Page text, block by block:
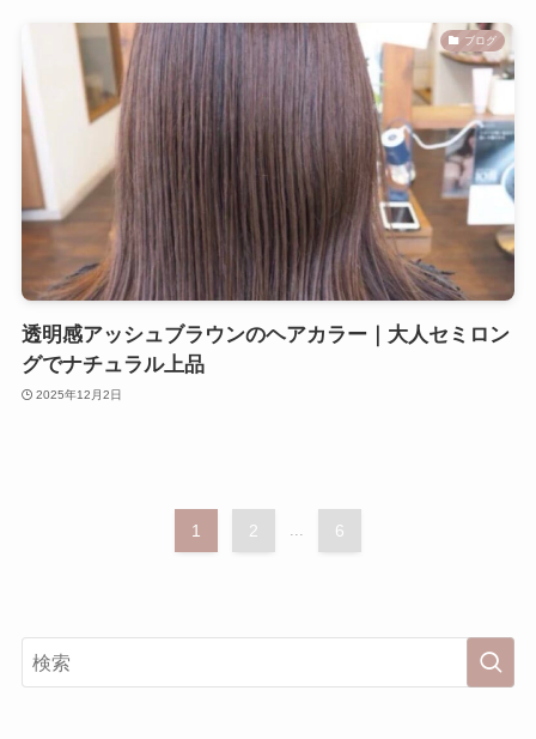
ブログ
透明感アッシュブラウンのヘアカラー｜大人セミロン
グでナチュラル上品
2025年12月2日
1 2 ... 6